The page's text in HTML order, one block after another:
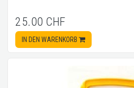
25.00 CHF
IN DEN WARENKORB